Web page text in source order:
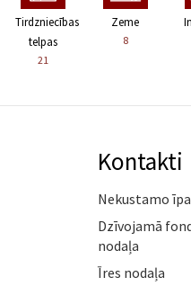
Tirdzniecības
telpas
21
Zeme
8
Kontakti
Nekustamo
Dzīvojamā
nodaļa
Īres nodaļa